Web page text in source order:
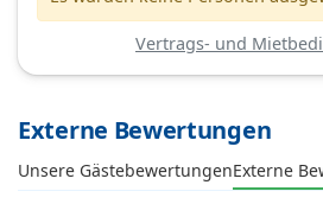
Vertrags- und
Externe Bewertungen
Unsere GästebewertungenExterne